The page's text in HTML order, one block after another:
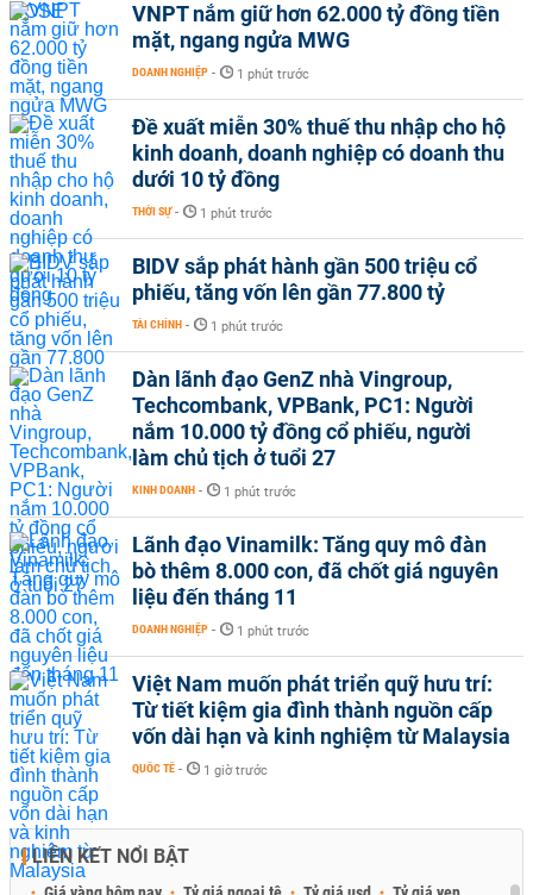
VNPT nắm giữ hơn 62.000 tỷ đồng tiền
mặt, ngang ngửa MWG
DOANH NGHIỆP - 1 phút trước
Đề xuất miễn 30% thuế thu nhập cho hộ
kinh doanh, doanh nghiệp có doanh thu
dưới 10 tỷ đồng
THỜI SỰ - 1 phút trước
BIDV sắp phát hành gần 500 triệu cổ
phiếu, tăng vốn lên gần 77.800 tỷ
TÀI CHÍNH - 1 phút trước
Dàn lãnh đạo GenZ nhà Vingroup,
Techcombank, VPBank, PC1: Người
nắm 10.000 tỷ đồng cổ phiếu, người
làm chủ tịch ở tuổi 27
KINH DOANH - 1 phút trước
Lãnh đạo Vinamilk: Tăng quy mô đàn
bò thêm 8.000 con, đã chốt giá nguyên
liệu đến tháng 11
DOANH NGHIỆP - 1 phút trước
Việt Nam muốn phát triển quỹ hưu trí:
Từ tiết kiệm gia đình thành nguồn cấp
vốn dài hạn và kinh nghiệm từ Malaysia
QUỐC TẾ - 1 giờ trước
LIÊN KẾT NỔI BẬT